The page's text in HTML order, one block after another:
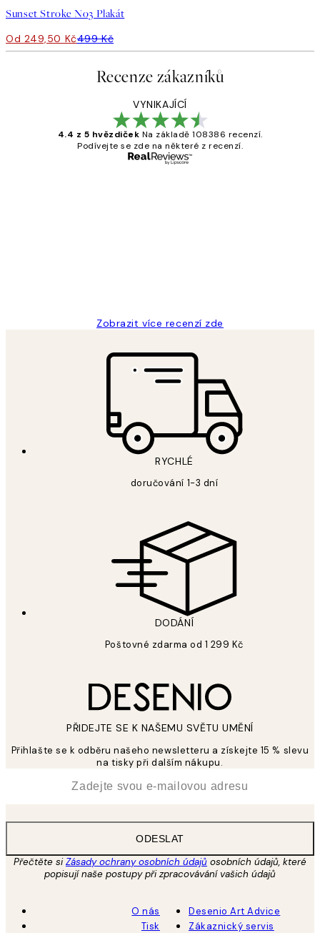
Sunset Stroke No3 Plakát
Od 249,50 Kč499 Kč
Recenze zákazníků
VYNIKAJÍCÍ
4.4 z 5 hvězdiček Na základě 108386 recenzí.
Podívejte se zde na některé z recenzí.
Zobrazit více recenzí zde
RYCHLÉ
doručování 1-3 dní
DODÁNÍ
Poštovné zdarma od 1 299 Kč
PŘIDEJTE SE K NAŠEMU SVĚTU UMĚNÍ
Přihlašte se k odběru našeho newsletteru a získejte 15 % slevu
na tisky při dalším nákupu.
ODESLAT
Přečtěte siZásady ochrany osobních údajů osobních údajů, které
popisují naše postupy při zpracovávání vašich údajů
O nás
Tisk
Desenio Art Advice
Zákaznický servis